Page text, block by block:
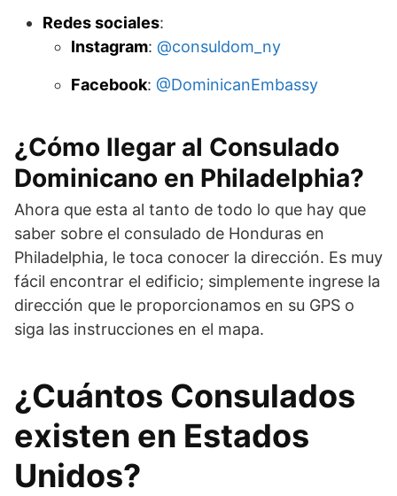
Redes sociales:
Instagram: @consuldom_ny
Facebook: @DominicanEmbassy
¿Cómo llegar al Consulado
Dominicano en Philadelphia?
Ahora que esta al tanto de todo lo que hay que
saber sobre el consulado de Honduras en
Philadelphia, le toca conocer la dirección. Es muy
fácil encontrar el edificio; simplemente ingrese la
dirección que le proporcionamos en su GPS o
siga las instrucciones en el mapa.
¿Cuántos Consulados
existen en Estados
Unidos?